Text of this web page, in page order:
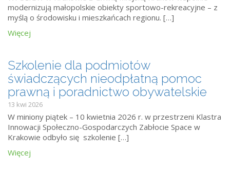
modernizują małopolskie obiekty sportowo-rekreacyjne – z
myślą o środowisku i mieszkańcach regionu. […]
Więcej
Szkolenie dla podmiotów
świadczących nieodpłatną pomoc
prawną i poradnictwo obywatelskie
13 kwi 2026
W miniony piątek – 10 kwietnia 2026 r. w przestrzeni Klastra
Innowacji Społeczno-Gospodarczych Zabłocie Space w
Krakowie odbyło się szkolenie […]
Więcej